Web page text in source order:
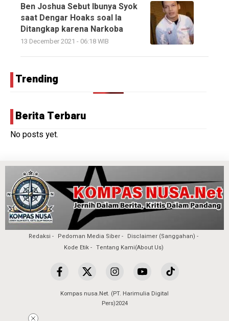
Ben Joshua Sebut Ibunya Syok
saat Dengar Hoaks soal Ia
Ditangkap karena Narkoba
13 December 2021 - 06:18 WIB
Trending
Berita Terbaru
No posts yet.
Redaksi Pedoman Media Siber
Disclaimer (Sanggahan)
Kode Etik
Tentang Kami(About Us)
Kompas nusa.Net. (PT. Harimulia Digital
Pers)2024